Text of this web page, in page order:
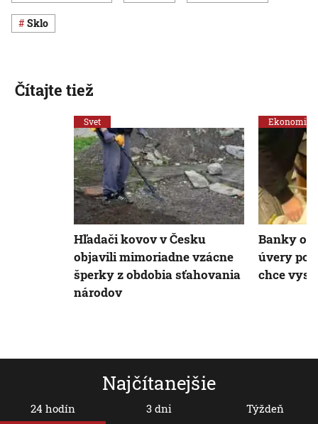
sklo
Najčítanejšie
24 hodín 3 dni Týždeň
Čítajte tiež
Svet
Hľadači kovov v Česku
objavili mimoriadne vzácne
šperky z obdobia sťahovania
národov
Ekonomika
Banky
úvery
chce